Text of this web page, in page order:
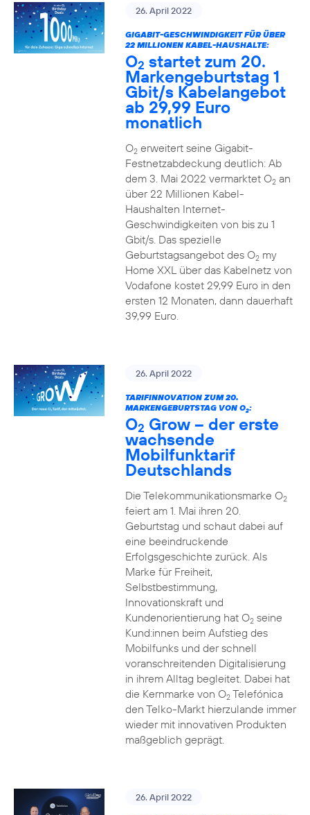
26. April 2022
GIGABIT-GESCHWINDIGKEIT FÜR ÜBER
22 MILLIONEN KABEL-HAUSHALTE:
O2 startet zum 20.
Markengeburtstag 1
Gbit/s Kabelangebot
ab 29,99 Euro
monatlich
O2erweitert seine Gigabit-
Festnetzabdeckung deutlich: Ab
dem 3. Mai 2022 vermarktet O2an
über 22 Millionen Kabel-
Haushalten Internet-
Geschwindigkeiten von bis zu 1
Gbit/s. Das spezielle
Geburtstagsangebot des O2my
Home XXL über das Kabelnetz von
Vodafone kostet 29,99 Euro in den
ersten 12 Monaten, dann dauerhaft
39,99 Euro.
26. April 2022
TARIFINNOVATION ZUM 20.
MARKENGEBURTSTAG VON O2:
O2 Grow – der erste
wachsende
Mobilfunktarif
Deutschlands
Die Telekommunikationsmarke O2
feiert am 1. Mai ihren 20.
Geburtstag und schaut dabei auf
eine beeindruckende
Erfolgsgeschichte zurück. Als
Marke für Freiheit,
Selbstbestimmung,
Innovationskraft und
Kundenorientierung hat O2seine
Kund:innen beim Aufstieg des
Mobilfunks und der schnell
voranschreitenden Digitalisierung
in ihrem Alltag begleitet. Dabei hat
die Kernmarke von O2Telefónica
den Telko-Markt hierzulande immer
wieder mit innovativen Produkten
maßgeblich geprägt.
26. April 2022